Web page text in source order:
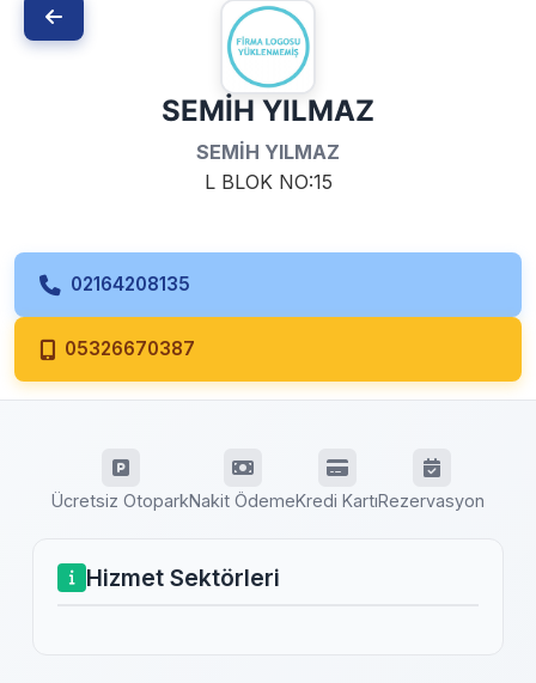
SEMİH YILMAZ
SEMİH YILMAZ
L BLOK NO:15
02164208135
05326670387
Ücretsiz OtoparkNakit ÖdemeKredi KartıRezervasyon
Hizmet Sektörleri